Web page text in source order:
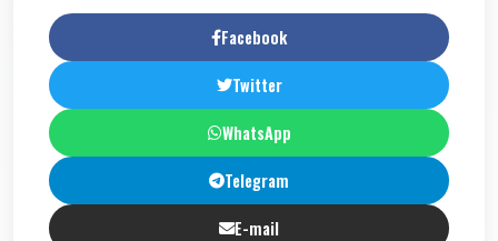
Facebook
Twitter
WhatsApp
Telegram
E-mail